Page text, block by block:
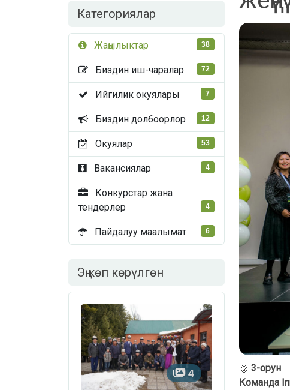
Категориялар
Жаңылыктар 38
Биздин иш-чаралар 72
Ийгилик окуялары 7
Биздин долбоорлор 12
Окуялар 53
Вакансиялар 4
Конкурстар жана
тендерлер
4
Пайдалуу маалымат 6
Эң көп көрүлгөн
4 🥉 3-орун
Команда